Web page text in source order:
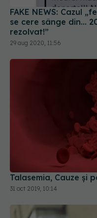
FAKE NEWS: Cazul
se cere sânge din...
rezolvat!”
29 aug 2020, 11:56
Talasemia, Cauze și
31 oct 2019, 10:14